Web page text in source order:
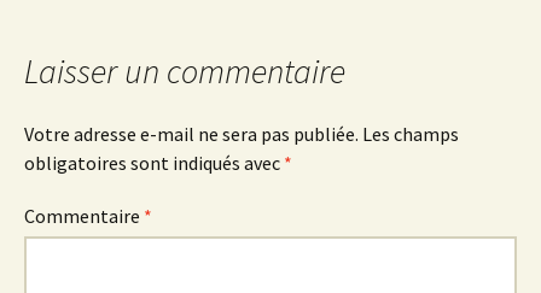
articles
Laisser un commentaire
Votre adresse e-mail ne sera pas publiée. Les champs
obligatoires sont indiqués avec *
Commentaire *